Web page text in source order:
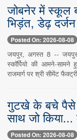
जोबनेर में स्कूल
भिड़ंत, डेढ़
Posted On: 2026-08-08
जयपुर, अगस्त 8 --
स्कॉर्पियो की आमने-
राजमार्ग पर श्री सीमेंट
गुटखे के बचे पैसे
साथ जो
Posted On: 2026-08-08